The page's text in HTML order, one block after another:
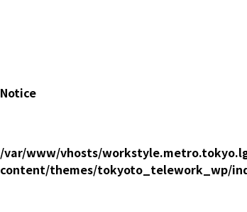
Notice
/var/www/vhosts/
content/themes/tokyoto_telework_wp/